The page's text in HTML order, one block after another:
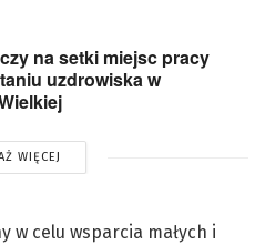
na setki miejsc pracy
uzdrowiska w
WIĘCEJ
w celu wsparcia małych i